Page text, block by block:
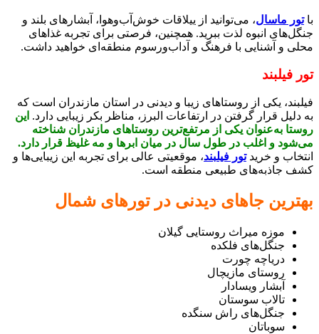
باتور ماسال، می‌توانید از ییلاقات خوش‌آب‌وهوا، آبشارهای بلند و
جنگل‌های انبوه لذت ببرید. همچنین، فرصتی برای تجربه غذاهای
محلی و آشنایی با فرهنگ و آداب‌ورسوم منطقه‌ای خواهید داشت.
تور فیلبند
فیلبند، یکی از روستاهای زیبا و دیدنی در استان مازندران است که
به دلیل قرار گرفتن در ارتفاعات البرز، مناظر بکر زیبایی دارد. این
روستا به‌عنوان یکی از مرتفع‌ترین روستاهای مازندران شناخته
می‌شود و اغلب در طول سال در میان ابرها و مه غلیظ قرار دارد.
انتخاب و خریدتور فیلبند، موقعیتی عالی برای تجربه این زیبایی‌ها و
کشف جاذبه‌های طبیعی منطقه است.
بهترین جاهای دیدنی در تورهای شمال
موزه میراث روستایی گیلان
جنگل‌های فلکده
دریاچه چورت
روستای مازیچال
آبشار ویسادار
تالاب سوستان
جنگل‌های راش سنگده
سوباتان